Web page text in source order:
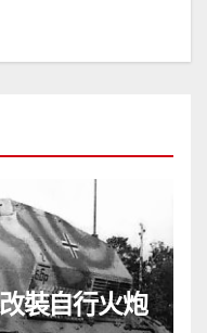
裝自行火炮